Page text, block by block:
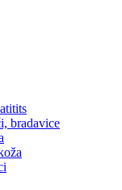
bradavice